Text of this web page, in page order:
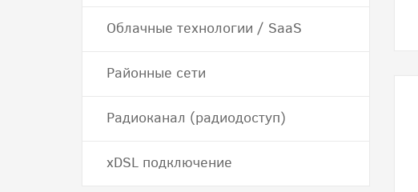
Облачные технологии / SaaS
Районные сети
Радиоканал (радиодоступ)
хDSL подключение